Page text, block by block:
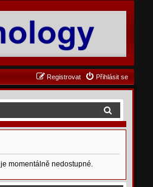
Přihlásit se
Registrovat
d
t
momentálně nedostupné.